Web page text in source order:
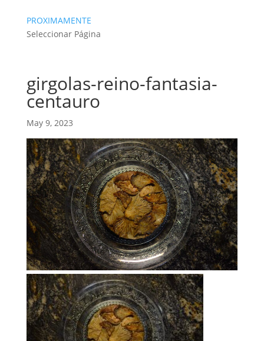
PROXIMAMENTE
Seleccionar Página
girgolas-reino-fantasia-
centauro
May 9, 2023